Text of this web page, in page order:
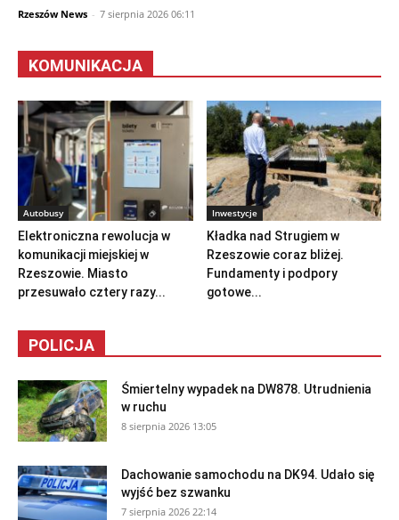
Rzeszów News - 7 sierpnia 2026 06:11
KOMUNIKACJA
Autobusy
Elektroniczna rewolucja w
komunikacji miejskiej w
Rzeszowie. Miasto
przesuwało cztery razy...
Inwestycje
Kładka nad Strugiem w
Rzeszowie coraz bliżej.
Fundamenty i podpory
gotowe...
POLICJA
Śmiertelny wypadek na DW878. Utrudnienia
w ruchu
8 sierpnia 2026 13:05
Dachowanie samochodu na DK94. Udało się
wyjść bez szwanku
7 sierpnia 2026 22:14